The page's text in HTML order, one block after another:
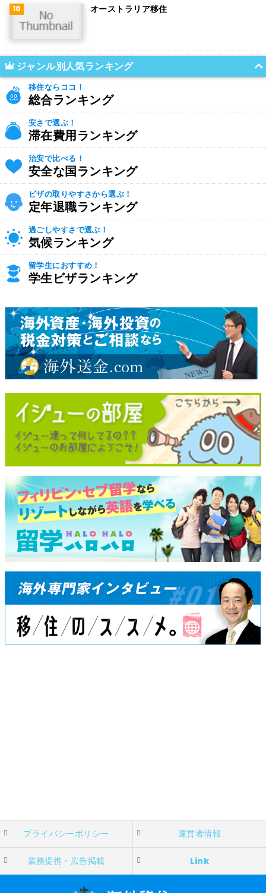
オーストラリア移住
ジャンル別人気ランキング
移住ならココ！
総合ランキング
安さで選ぶ！
滞在費用ランキング
治安で比べる！
安全な国ランキング
ビザの取りやすさから選ぶ！
定年退職ランキング
過ごしやすさで選ぶ！
気候ランキング
留学生におすすめ！
学生ビザランキング
プライバシーポリシー 運営者情報
業務提携・広告掲載 Link